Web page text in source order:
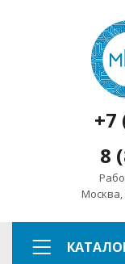
+7
8
Москва,